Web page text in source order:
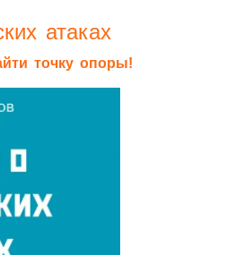
атаках
точку опоры!